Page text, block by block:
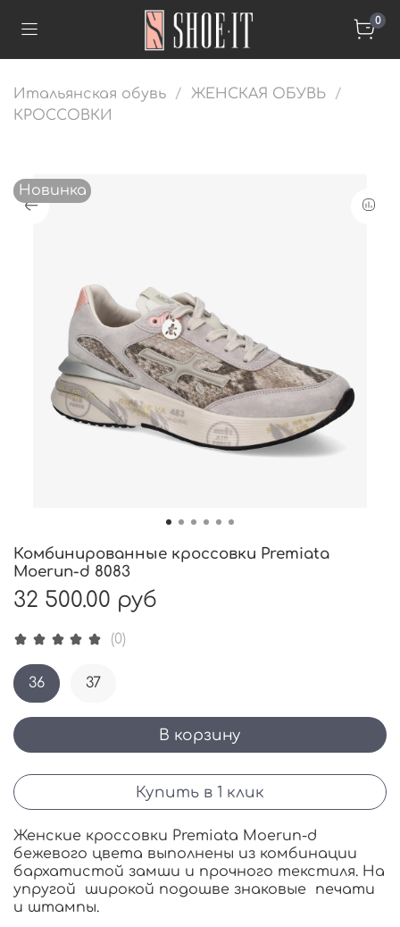
0
Итальянская обувь
ЖЕНСКАЯ ОБУВЬ
КРОССОВКИ
Новинка
(0)
Комбинированные кроссовки Premiata
Moerun-d 8083
32 500.00 руб
В корзину
Купить в 1 клик
36 37
Женские кроссовки Premiata Moerun-d
бежевого цвета выполнены из комбинации
бархатистой замши и прочного текстиля. На
упругой широкой подошве знаковые печати
и штампы.